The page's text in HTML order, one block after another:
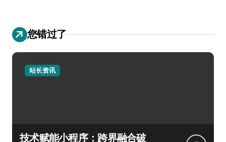
您错过了
站长资讯
技术赋能小程序：跨界融合破